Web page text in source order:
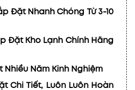
Đặt Nhanh Chóng Từ 3-10
Đặt Kho Lạnh Chính Hãng
Nhiều Năm Kinh Nghiệm
Chi Tiết, Luôn Luôn Hoàn